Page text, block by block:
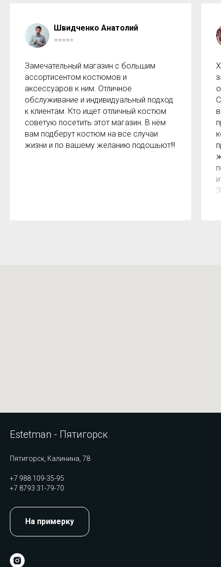
Швидченко Анатолий
⭐⭐⭐⭐⭐
Замечательный магазин с большим
ассортисентом костюмов и
аксессуаров к ним. Отличное
обслуживание и индивидуальный подход
к клиентам. Кто ищет отличный костюм
советую посетить этот магазин. В нём
вам подберут костюм на все случаи
жизни и по вашему желанию подошьют!!!
Estetman - Пятигорск
Пятигорск, Калинина, 78
+7 988 109-35-95
+7 8793 31-79-70
На примерку